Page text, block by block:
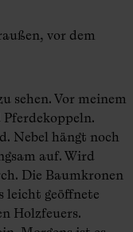
vor dem
sehen. Vor meinem
Nebel hängt noch
auf. Wird
Die Baumkronen
leicht geöffnete
Holzfeuers.